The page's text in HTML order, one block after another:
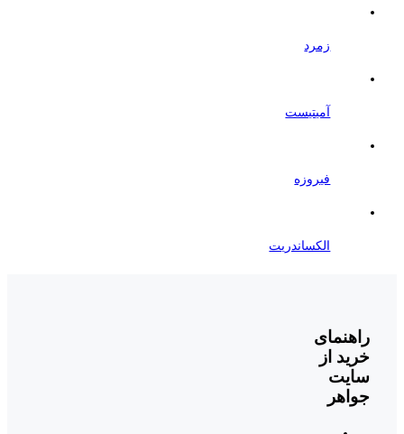
زمرد
آمیتیست
فیروزه
الکساندریت
راهنمای
خرید از
سایت
جواهر